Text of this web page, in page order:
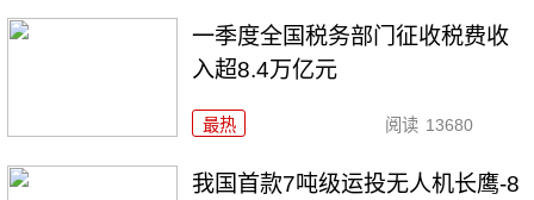
一季度全国税务部门征收税费收
入超8.4万亿元
最热 阅读 13680
我国首款7吨级运投无人机长鹰-8